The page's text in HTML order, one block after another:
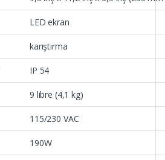
LED ekran
karıştırma
IP 54
9 libre (4,1 kg)
115/230 VAC
190W